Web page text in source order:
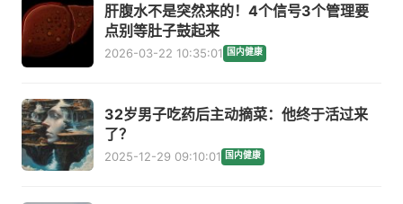
肝腹水不是突然来的！4个信号3个管理要
点别等肚子鼓起来
2026-03-22 10:35:01 国内健康
32岁男子吃药后主动摘菜：他终于活过来
了？
2025-12-29 09:10:01 国内健康